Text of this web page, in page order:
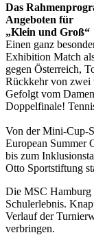
Das
Angeboten für
„Klein und Groß“
Einen ganz
Exhibition Match
gegen Österreich,
Rückkehr von zwei
Gefolgt vom
Doppelfinale!
Von der Mini-Cup-
European Summer
bis zum
Otto Sportstiftung
Die MSC Hamburg
Schulerlebnis.
Verlauf der
verbringen.